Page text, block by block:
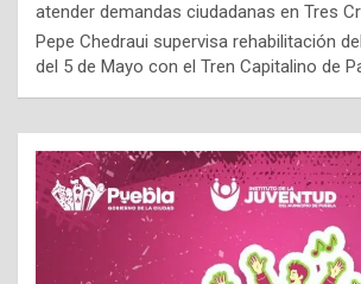
atender demandas ciudadanas en Tres
Pepe Chedraui supervisa rehabilitación
del 5 de Mayo con el Tren Capitalino de